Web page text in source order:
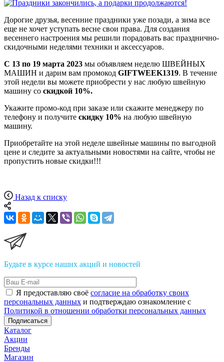
Дорогие друзья, весенние праздники уже позади, а зима все
еще не хочет уступать весне свои права. Для создания
весеннего настроения мы решили порадовать вас празднично-
скидочными неделями техники и аксессуаров.
С 13 по 19 марта 2023 мы объявляем неделю ШВЕЙНЫХ
МАШИН и дарим вам промокод GIFTWEEK1319. В течение
этой недели вы можете приобрести у нас любую швейную
машину со скидкой 10%.
Укажите промо-код при заказе или скажите менеджеру по
телефону и получите скидку 10% на любую швейную
машину.
Приобретайте на этой неделе швейные машины по выгодной
цене и следите за актуальными новостями на сайте, чтобы не
пропустить новые скидки!!!
Назад к списку
Будьте в курсе наших акций и новостей
Я предоставляю своё согласие на обработку своих
персональных данных и подтверждаю ознакомление с
Политикой в отношении обработки персональных данных
Подписаться
Каталог
Акции
Бренды
Магазин